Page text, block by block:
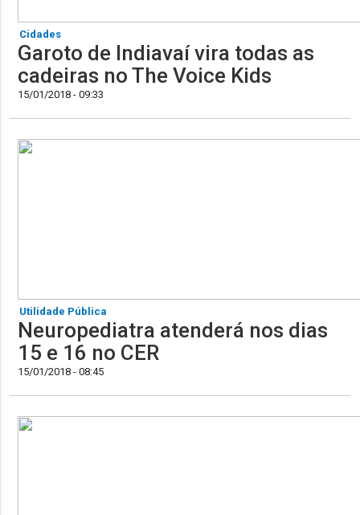
Cidades
Garoto de Indiavaí vira todas as
cadeiras no The Voice Kids
15/01/2018 - 09:33
Utilidade Pública
Neuropediatra atenderá nos dias
15 e 16 no CER
15/01/2018 - 08:45